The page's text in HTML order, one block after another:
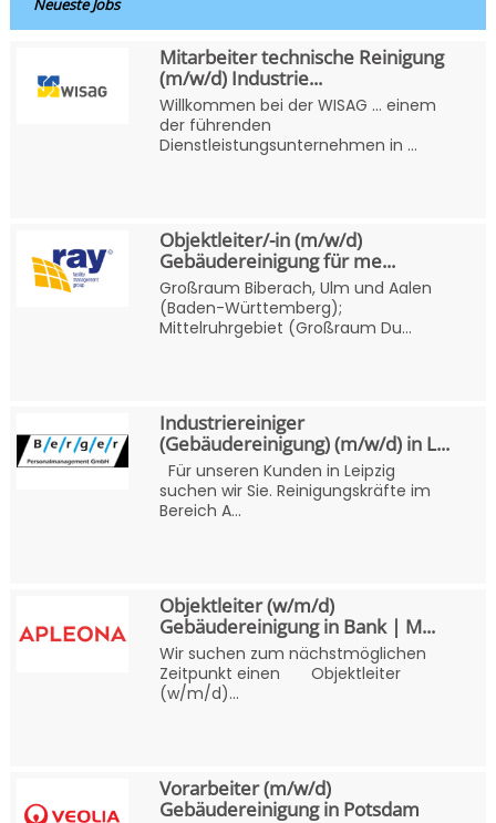
Neueste Jobs
Mitarbeiter technische Reinigung
(m/w/d) Industrie...
Willkommen bei der WISAG … einem
der führenden
Dienstleistungsunternehmen in ...
Objektleiter/-in (m/w/d)
Gebäudereinigung für me...
Großraum Biberach, Ulm und Aalen
(Baden-Württemberg);
Mittelruhrgebiet (Großraum Du...
Industriereiniger
(Gebäudereinigung) (m/w/d) in L...
Für unseren Kunden in Leipzig
suchen wir Sie. Reinigungskräfte im
Bereich A...
Objektleiter (w/m/d)
Gebäudereinigung in Bank | M...
Wir suchen zum nächstmöglichen
Zeitpunkt einen Objektleiter
(w/m/d)...
Vorarbeiter (m/w/d)
Gebäudereinigung in Potsdam